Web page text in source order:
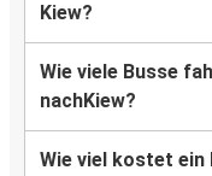
Kiew?
Wie viele Busse
nachKiew?
Wie viel kostet